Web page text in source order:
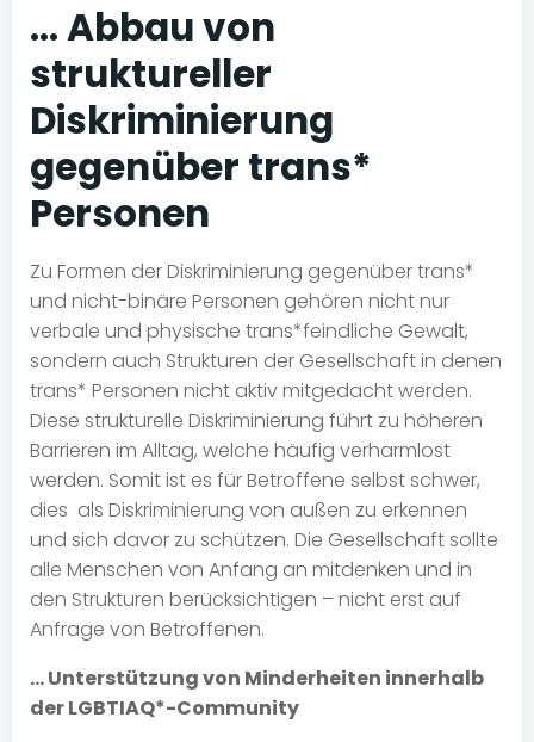
… Abbau von
struktureller
Diskriminierung
gegenüber trans*
Personen
Zu Formen der Diskriminierung gegenüber trans*
und nicht-binäre Personen gehören nicht nur
verbale und physische trans*feindliche Gewalt,
sondern auch Strukturen der Gesellschaft in denen
trans* Personen nicht aktiv mitgedacht werden.
Diese strukturelle Diskriminierung führt zu höheren
Barrieren im Alltag, welche häufig verharmlost
werden. Somit ist es für Betroffene selbst schwer,
dies als Diskriminierung von außen zu erkennen
und sich davor zu schützen. Die Gesellschaft sollte
alle Menschen von Anfang an mitdenken und in
den Strukturen berücksichtigen – nicht erst auf
Anfrage von Betroffenen.
… Unterstützung von Minderheiten innerhalb
der LGBTIAQ*-Community